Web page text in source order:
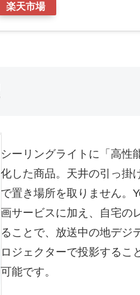
楽天市場
シーリングライトに「高性
化した商品。天井の引っ掛
で置き場所を取りません。
画サービスに加え、自宅の
ることで、放送中の地デジ
ロジェクターで投影するこ
可能です。